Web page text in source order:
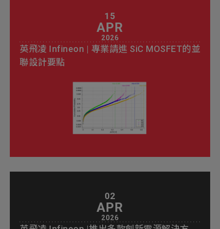
15
APR
2026
英飛凌 Infineon | 專業請進 SiC MOSFET的並
聯設計要點
02
APR
2026